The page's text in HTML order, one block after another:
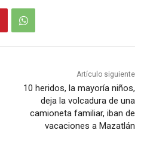
Artículo siguiente
10 heridos, la mayoría niños,
deja la volcadura de una
camioneta familiar, iban de
vacaciones a Mazatlán